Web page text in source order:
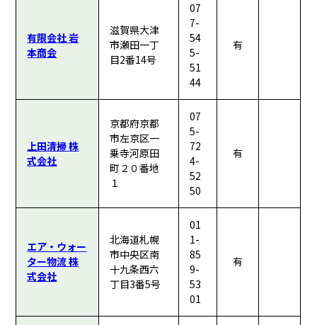
有限会社 岩
本商会
滋賀県大津
市瀬田一丁
目2番14号
07
7-
54
5-
51
44
有
上田清掃 株
式会社
京都府京都
市左京区一
乗寺河原田
町２０番地
１
07
5-
72
4-
52
50
有
エア・ウォー
ター物流 株
式会社
北海道札幌
市中央区南
十九条西六
丁目3番5号
01
1-
85
9-
53
01
有